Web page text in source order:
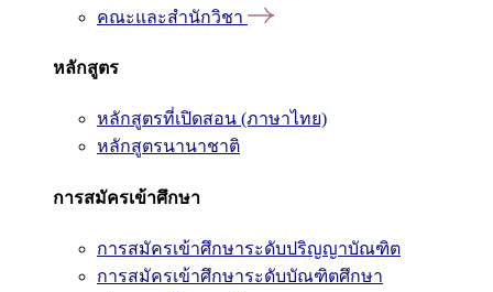
คณะและสำนักวิชา
หลักสูตร
หลักสูตรที่เปิดสอน (ภาษาไทย)
หลักสูตรนานาชาติ
การสมัครเข้าศึกษา
การสมัครเข้าศึกษาระดับปริญญาบัณฑิต
การสมัครเข้าศึกษาระดับบัณฑิตศึกษา